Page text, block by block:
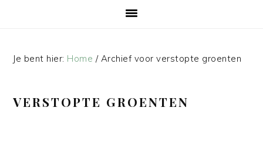
Je bent hier: Home /Archief voor verstopte groenten
VERSTOPTE GROENTEN